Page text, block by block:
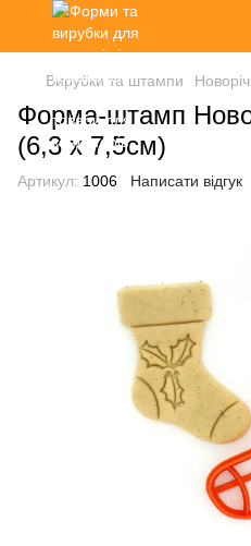
Вирубки та штампи
Форма-штамп
(6,3 х 7,5см)
Артикул: 1006 Написати відгук